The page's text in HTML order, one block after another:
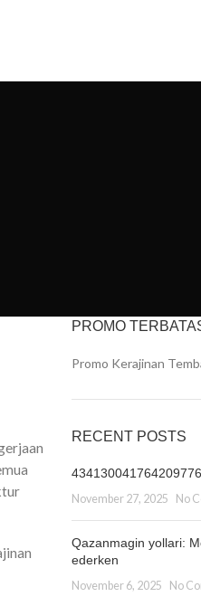
PROMO
Promo Kerajinan
RECENT POSTS
434130041764209776
November 27, 2025 No
Qazanmagin yollari:
ederken
November 6, 2025 No